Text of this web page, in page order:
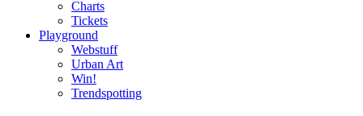
Charts
Tickets
Playground
Webstuff
Urban Art
Win!
Trendspotting